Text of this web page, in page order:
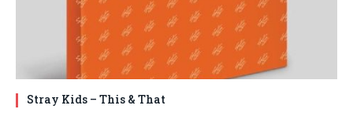
Stray Kids – This & That